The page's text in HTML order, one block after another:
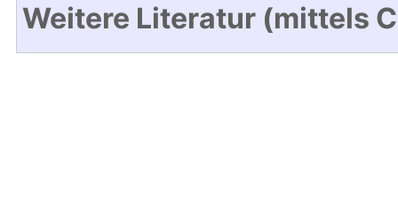
Weitere Literatur (mittels